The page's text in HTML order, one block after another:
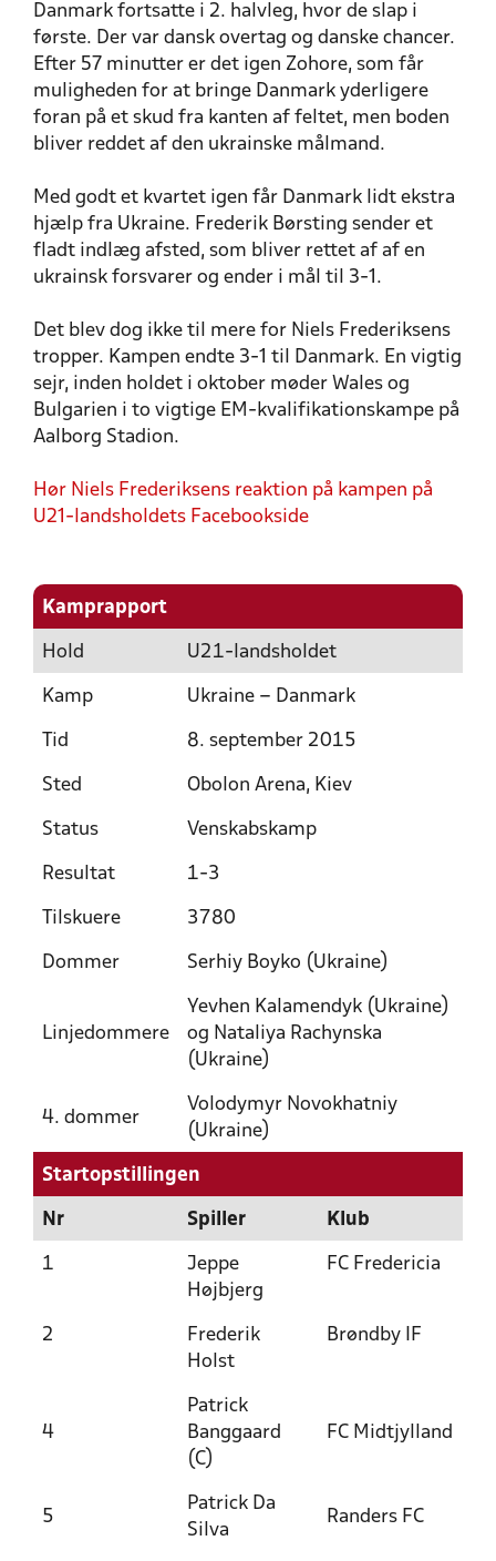
Danmark fortsatte i 2. halvleg, hvor de slap i
første. Der var dansk overtag og danske chancer.
Efter 57 minutter er det igen Zohore, som får
muligheden for at bringe Danmark yderligere
foran på et skud fra kanten af feltet, men boden
bliver reddet af den ukrainske målmand.
Med godt et kvartet igen får Danmark lidt ekstra
hjælp fra Ukraine. Frederik Børsting sender et
fladt indlæg afsted, som bliver rettet af af en
ukrainsk forsvarer og ender i mål til 3-1.
Det blev dog ikke til mere for Niels Frederiksens
tropper. Kampen endte 3-1 til Danmark. En vigtig
sejr, inden holdet i oktober møder Wales og
Bulgarien i to vigtige EM-kvalifikationskampe på
Aalborg Stadion.
Hør Niels Frederiksens reaktion på kampen på
U21-landsholdets Facebookside
Kamprapport
Hold U21-landsholdet
Kamp Ukraine – Danmark
Tid 8. september 2015
Sted Obolon Arena, Kiev
Status Venskabskamp
Resultat 1-3
Tilskuere 3780
Dommer Serhiy Boyko (Ukraine)
Linjedommere
Yevhen Kalamendyk (Ukraine)
og Nataliya Rachynska
(Ukraine)
4. dommer
Volodymyr Novokhatniy
(Ukraine)
Startopstillingen
Nr Spiller Klub
1
Jeppe
Højbjerg
FC Fredericia
2
Frederik
Holst
Brøndby IF
4
Patrick
Banggaard
(C)
FC Midtjylland
5
Patrick Da
Silva
Randers FC